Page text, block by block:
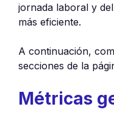
jornada laboral y
más eficiente.
A continuación,
secciones de la
Métricas